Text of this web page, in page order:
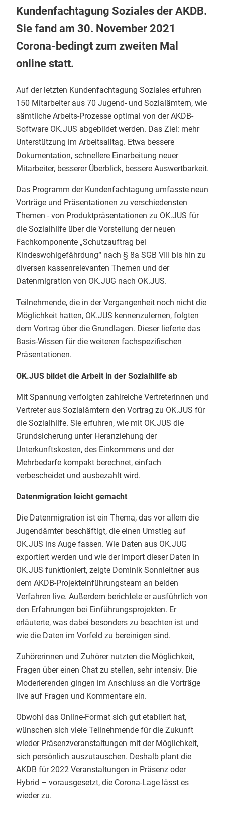
Kundenfachtagung Soziales der AKDB.
Sie fand am 30. November 2021
Corona-bedingt zum zweiten Mal
online statt.
Auf der letzten Kundenfachtagung Soziales erfuhren
150 Mitarbeiter aus 70 Jugend- und Sozialämtern, wie
sämtliche Arbeits-Prozesse optimal von der AKDB-
Software OK.JUS abgebildet werden. Das Ziel: mehr
Unterstützung im Arbeitsalltag. Etwa bessere
Dokumentation, schnellere Einarbeitung neuer
Mitarbeiter, besserer Überblick, bessere Auswertbarkeit.
Das Programm der Kundenfachtagung umfasste neun
Vorträge und Präsentationen zu verschiedensten
Themen - von Produktpräsentationen zu OK.JUS für
die Sozialhilfe über die Vorstellung der neuen
Fachkomponente „Schutzauftrag bei
Kindeswohlgefährdung“ nach § 8a SGB VIII bis hin zu
diversen kassenrelevanten Themen und der
Datenmigration von OK.JUG nach OK.JUS.
Teilnehmende, die in der Vergangenheit noch nicht die
Möglichkeit hatten, OK.JUS kennenzulernen, folgten
dem Vortrag über die Grundlagen. Dieser lieferte das
Basis-Wissen für die weiteren fachspezifischen
Präsentationen.
OK.JUS bildet die Arbeit in der Sozialhilfe ab
Mit Spannung verfolgten zahlreiche Vertreterinnen und
Vertreter aus Sozialämtern den Vortrag zu OK.JUS für
die Sozialhilfe. Sie erfuhren, wie mit OK.JUS die
Grundsicherung unter Heranziehung der
Unterkunftskosten, des Einkommens und der
Mehrbedarfe kompakt berechnet, einfach
verbescheidet und ausbezahlt wird.
Datenmigration leicht gemacht
Die Datenmigration ist ein Thema, das vor allem die
Jugendämter beschäftigt, die einen Umstieg auf
OK.JUS ins Auge fassen. Wie Daten aus OK.JUG
exportiert werden und wie der Import dieser Daten in
OK.JUS funktioniert, zeigte Dominik Sonnleitner aus
dem AKDB-Projekteinführungsteam an beiden
Verfahren live. Außerdem berichtete er ausführlich von
den Erfahrungen bei Einführungsprojekten. Er
erläuterte, was dabei besonders zu beachten ist und
wie die Daten im Vorfeld zu bereinigen sind.
Zuhörerinnen und Zuhörer nutzten die Möglichkeit,
Fragen über einen Chat zu stellen, sehr intensiv. Die
Moderierenden gingen im Anschluss an die Vorträge
live auf Fragen und Kommentare ein.
Obwohl das Online-Format sich gut etabliert hat,
wünschen sich viele Teilnehmende für die Zukunft
wieder Präsenzveranstaltungen mit der Möglichkeit,
sich persönlich auszutauschen. Deshalb plant die
AKDB für 2022 Veranstaltungen in Präsenz oder
Hybrid – vorausgesetzt, die Corona-Lage lässt es
wieder zu.